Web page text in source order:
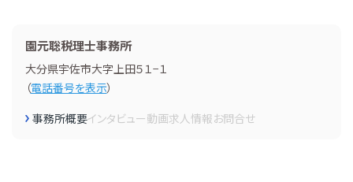
園元聡税理士事務所
大分県宇佐市大字上田５１−１
（電話番号を表示）
事務所概要インタビュー動画求人情報お問合せ